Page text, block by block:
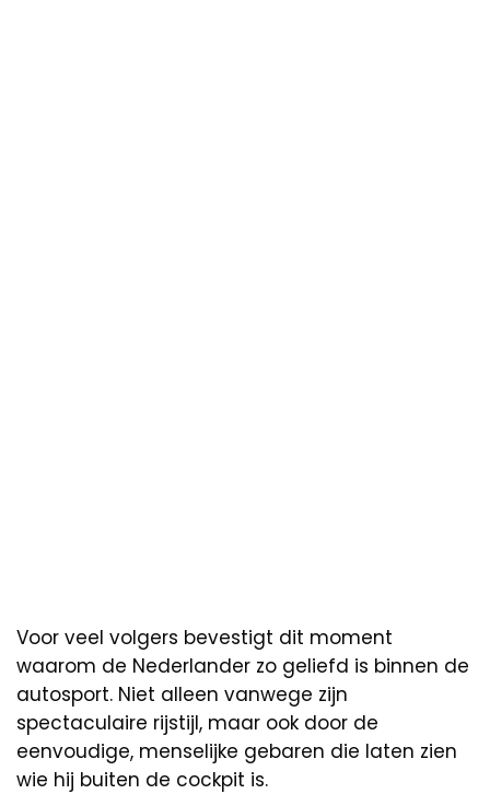
Voor veel volgers bevestigt dit moment
waarom de Nederlander zo geliefd is binnen de
autosport. Niet alleen vanwege zijn
spectaculaire rijstijl, maar ook door de
eenvoudige, menselijke gebaren die laten zien
wie hij buiten de cockpit is.